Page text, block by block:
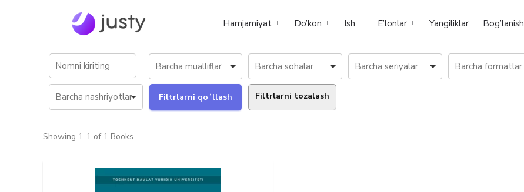
Hamjamiyat Do’kon Ish E’lonlar Yangiliklar Bog’lanish
Filtrlarni tozalash
Showing 1-1 of 1 Books